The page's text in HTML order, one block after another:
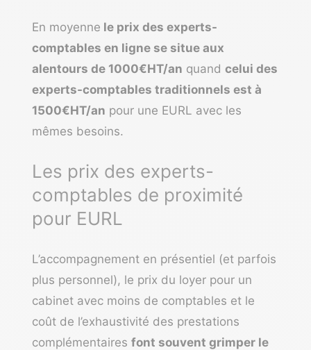
En moyenne le prix des experts-
comptables en ligne se situe aux
alentours de 1000€HT/an quand celui des
experts-comptables traditionnels est à
1500€HT/an pour une EURL avec les
mêmes besoins.
Les prix des experts-
comptables de proximité
pour EURL
L’accompagnement en présentiel (et parfois
plus personnel), le prix du loyer pour un
cabinet avec moins de comptables et le
coût de l’exhaustivité des prestations
complémentaires font souvent grimper le